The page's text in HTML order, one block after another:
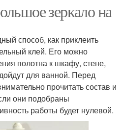
зеркало на
способ, как приклеить
клей. Его можно
полотна к шкафу, стене,
для ванной. Перед
прочитать состав и
они подобраны
работы будет нулевой.